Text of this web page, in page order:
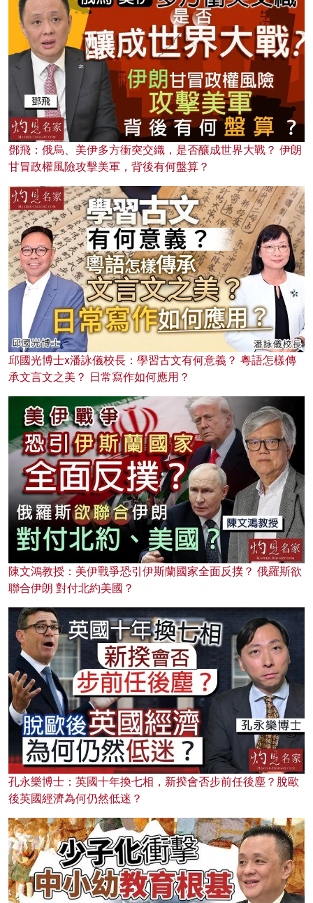
鄧飛：俄烏、美伊多方衝突交織，是否釀成世界大戰？ 伊朗
甘冒政權風險攻擊美軍，背後有何盤算？
邱國光博士x潘詠儀校長：學習古文有何意義？ 粵語怎樣傳
承文言文之美？ 日常寫作如何應用？
陳文鴻教授：美伊戰爭恐引伊斯蘭國家全面反撲？ 俄羅斯欲
聯合伊朗 對付北約美國？
孔永樂博士：英國十年換七相，新揆會否步前任後塵？脫歐
後英國經濟為何仍然低迷？